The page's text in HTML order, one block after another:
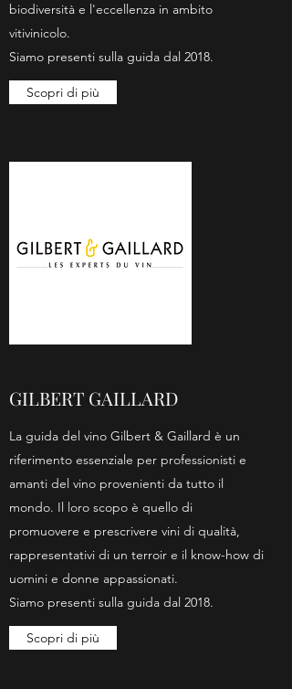
biodiversità e l'eccellenza in ambito
vitivinicolo.
Siamo presenti sulla guida dal 2018.
Scopri di più
GILBERT GAILLARD
La guida del vino Gilbert & Gaillard è un
riferimento essenziale per professionisti e
amanti del vino provenienti da tutto il
mondo. Il loro scopo è quello di
promuovere e prescrivere vini di qualità,
rappresentativi di un terroir e il know-how di
uomini e donne appassionati.
Siamo presenti sulla guida dal 2018.
Scopri di più